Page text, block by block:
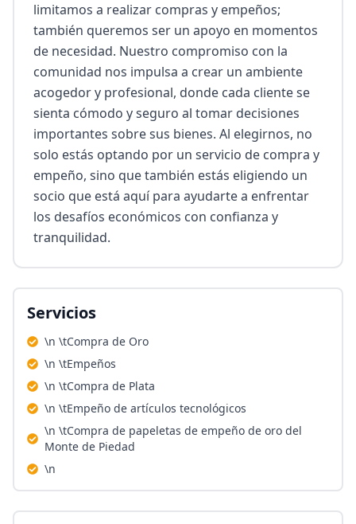
limitamos a realizar compras y empeños;
también queremos ser un apoyo en momentos
de necesidad. Nuestro compromiso con la
comunidad nos impulsa a crear un ambiente
acogedor y profesional, donde cada cliente se
sienta cómodo y seguro al tomar decisiones
importantes sobre sus bienes. Al elegirnos, no
solo estás optando por un servicio de compra y
empeño, sino que también estás eligiendo un
socio que está aquí para ayudarte a enfrentar
los desafíos económicos con confianza y
tranquilidad.
Servicios
\n \tCompra de Oro
\n \tEmpeños
\n \tCompra de Plata
\n \tEmpeño de artículos tecnológicos
\n \tCompra de papeletas de empeño de oro del
Monte de Piedad
\n